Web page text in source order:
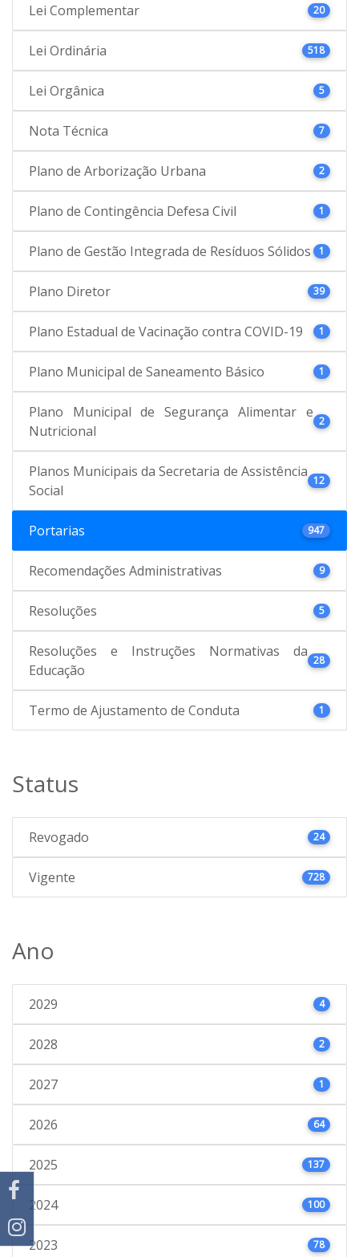
Lei Complementar 20
Lei Ordinária 518
Lei Orgânica 5
Nota Técnica 7
Plano de Arborização Urbana 2
Plano de Contingência Defesa Civil 1
Plano de Gestão Integrada de Resíduos Sólidos 1
Plano Diretor 39
Plano Estadual de Vacinação contra COVID-19 1
Plano Municipal de Saneamento Básico 1
Plano Municipal de Segurança Alimentar e
Nutricional
2
Planos Municipais da Secretaria de Assistência
Social
12
Portarias 947
Recomendações Administrativas 9
Resoluções 5
Resoluções e Instruções Normativas da
Educação
28
Termo de Ajustamento de Conduta 1
Status
Revogado 24
Vigente 728
Ano
2029 4
2028 2
2027 1
2026 64
2025 137
2024 100
2023 78